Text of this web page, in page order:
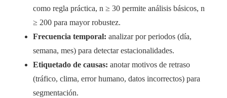
como regla práctica, n ≥ 30 permite análisis básicos, n
≥ 200 para mayor robustez.
Frecuencia temporal: analizar por periodos (día,
semana, mes) para detectar estacionalidades.
Etiquetado de causas: anotar motivos de retraso
(tráfico, clima, error humano, datos incorrectos) para
segmentación.